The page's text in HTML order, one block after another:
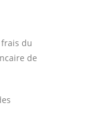
du
de